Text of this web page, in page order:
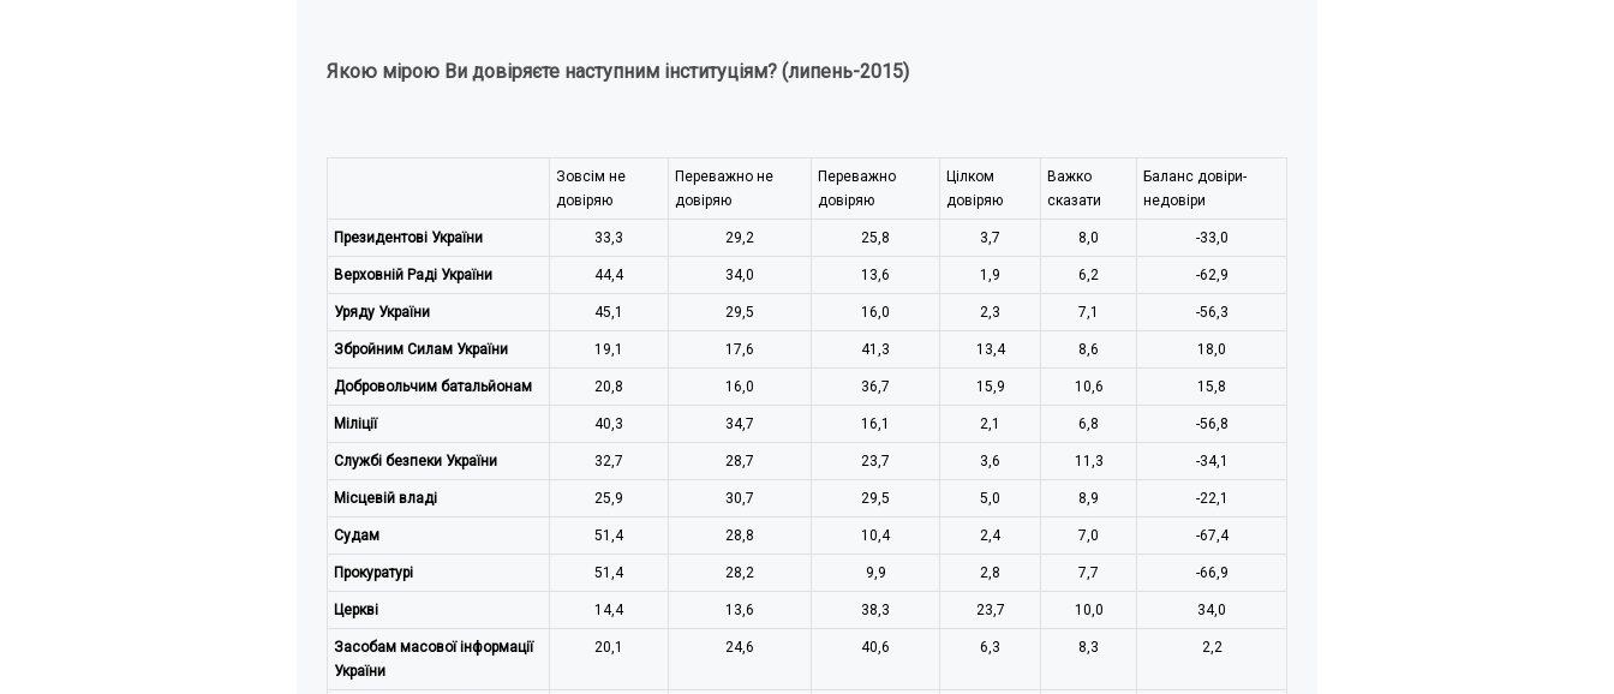
Якою мірою Ви довіряєте наступним інституціям? (липень-2015)
Зовсім не
довіряю
Переважно не
довіряю
Переважно
довіряю
Цілком
довіряю
Важко
сказати
Баланс довіри-
недовіри
Президентові України 33,3 29,2 25,8 3,7 8,0 -33,0
Верховній Раді України 44,4 34,0 13,6 1,9 6,2 -62,9
Уряду України 45,1 29,5 16,0 2,3 7,1 -56,3
Збройним Силам України 19,1 17,6 41,3 13,4 8,6 18,0
Добровольчим батальйонам 20,8 16,0 36,7 15,9 10,6 15,8
Міліції 40,3 34,7 16,1 2,1 6,8 -56,8
Службі безпеки України 32,7 28,7 23,7 3,6 11,3 -34,1
Місцевій владі 25,9 30,7 29,5 5,0 8,9 -22,1
Судам 51,4 28,8 10,4 2,4 7,0 -67,4
Прокуратурі 51,4 28,2 9,9 2,8 7,7 -66,9
Церкві 14,4 13,6 38,3 23,7 10,0 34,0
Засобам масової інформації
України
20,1 24,6 40,6 6,3 8,3 2,2